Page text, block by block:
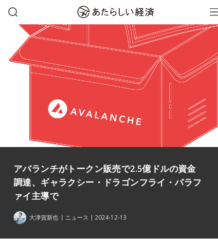
アバランチがトークン販売で2.5億ドルの資金
調達、ギャラクシー・ドラゴンフライ・パラフ
ァイ主導で
大津賀新也 ニュース 2024-12-13